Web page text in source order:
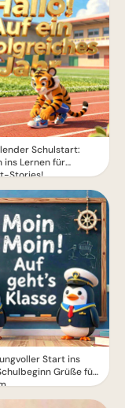
Schulstart:
ins Lernen für
Stories!
Start ins
Grüße für